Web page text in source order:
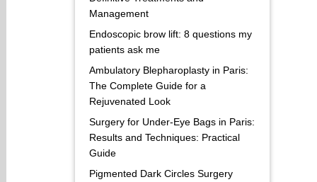
Management
Endoscopic brow lift: 8 questions my
patients ask me
Ambulatory Blepharoplasty in Paris:
The Complete Guide for a
Rejuvenated Look
Surgery for Under-Eye Bags in Paris:
Results and Techniques: Practical
Guide
Pigmented Dark Circles Surgery